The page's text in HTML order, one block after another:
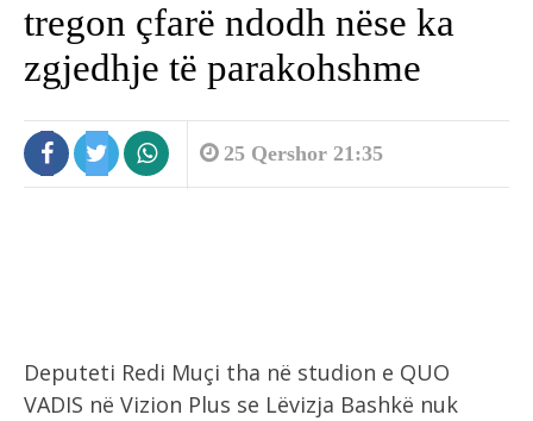
tregon çfarë ndodh nëse ka
zgjedhje të parakohshme
25 Qershor 21:35
Deputeti Redi Muçi tha në studion e QUO
VADIS në Vizion Plus se Lëvizja Bashkë nuk